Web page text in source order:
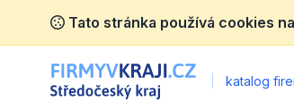
Tato stránka používá cookies
katalog